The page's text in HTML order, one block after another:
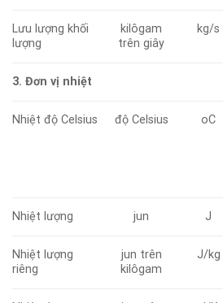
Lưu lượng khối
lượng
kilôgam
trên giây
kg/s
3. Đơn vị nhiệt
Nhiệt độ Celsius độ Celsius oC
Nhiệt lượng jun J
Nhiệt lượng
riêng
jun trên
kilôgam
J/kg